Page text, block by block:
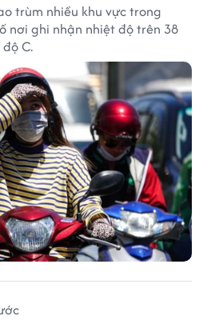
trùm nhiều khu vực trong
nơi ghi nhận nhiệt độ trên 38
C.